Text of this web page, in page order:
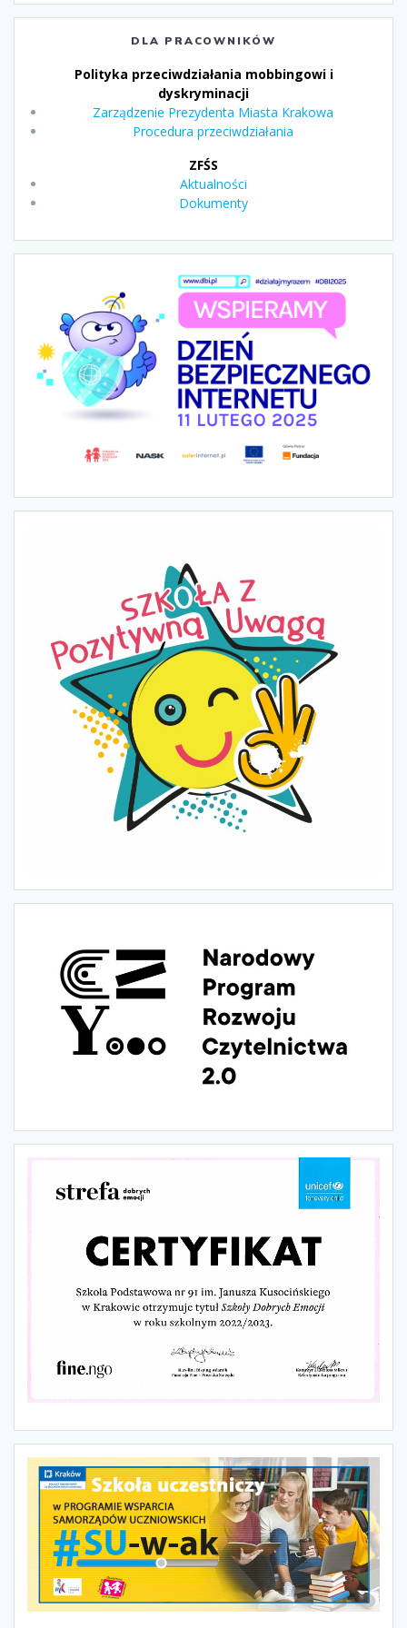
DLA PRACOWNIKÓW
Polityka przeciwdziałania mobbingowi i
dyskryminacji
Zarządzenie Prezydenta Miasta Krakowa
Procedura przeciwdziałania
ZFŚS
Aktualności
Dokumenty